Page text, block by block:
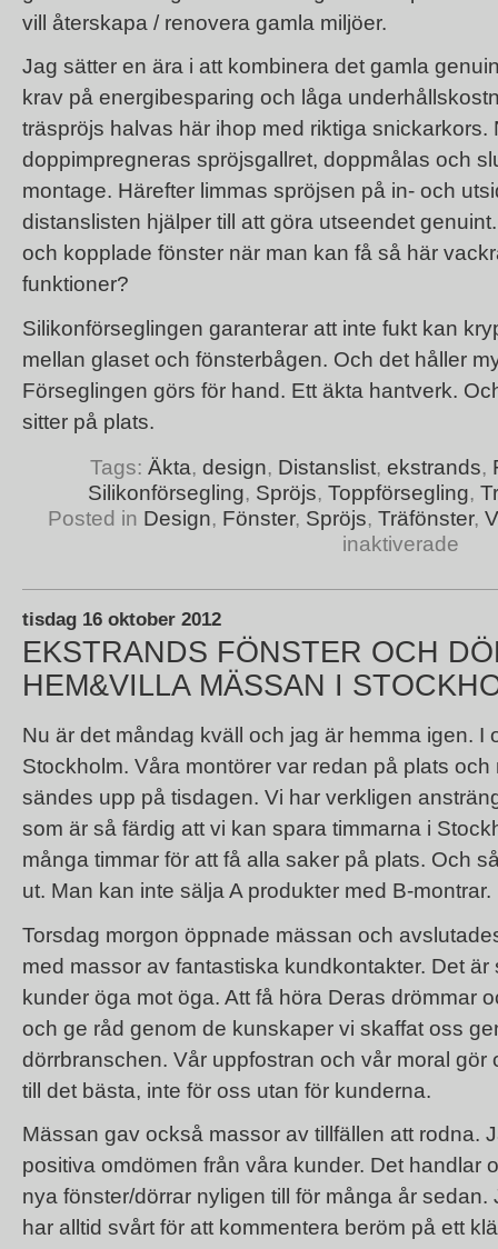
vill återskapa / renovera gamla miljöer.
Jag sätter en ära i att kombinera det gamla
krav på energibesparing och låga
träspröjs halvas här ihop med riktiga snickarkors.
doppimpregneras spröjsgallret, doppmålas och
montage. Härefter limmas spröjsen på in- och
distanslisten hjälper till att göra utseendet
och kopplade fönster när man kan få så här
funktioner?
Silikonförseglingen garanterar att inte fukt kan
mellan glaset och fönsterbågen. Och det håller
Förseglingen görs för hand. Ett äkta hantverk.
sitter på plats.
Tags: Äkta, design, Distanslist, ekstrands,
Silikonförsegling, Spröjs, Toppförsegling,
Posted in Design, Fönster, Spröjs, Träfönster,
inaktiverade
tisdag 16 oktober 2012
EKSTRANDS FÖNSTER OCH
HEM&VILLA MÄSSAN I
Nu är det måndag kväll och jag är hemma igen. I
Stockholm. Våra montörer var redan på plats
sändes upp på tisdagen. Vi har verkligen
som är så färdig att vi kan spara timmarna i
många timmar för att få alla saker på plats. Och
ut. Man kan inte sälja A produkter med B-montrar.
Torsdag morgon öppnade mässan och
med massor av fantastiska kundkontakter. Det är
kunder öga mot öga. Att få höra Deras drömmar
och ge råd genom de kunskaper vi skaffat oss
dörrbranschen. Vår uppfostran och vår moral gör
till det bästa, inte för oss utan för kunderna.
Mässan gav också massor av tillfällen att rodna.
positiva omdömen från våra kunder. Det handlar
nya fönster/dörrar nyligen till för många år
har alltid svårt för att kommentera beröm på ett